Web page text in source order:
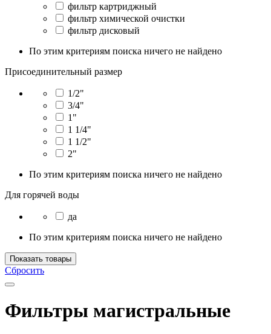
фильтр картриджный
фильтр химической очистки
фильтр дисковый
По этим критериям поиска ничего не найдено
Присоединительный размер
1/2"
3/4"
1"
1 1/4"
1 1/2"
2"
По этим критериям поиска ничего не найдено
Для горячей воды
да
По этим критериям поиска ничего не найдено
Показать товары
Сбросить
Фильтры магистральные